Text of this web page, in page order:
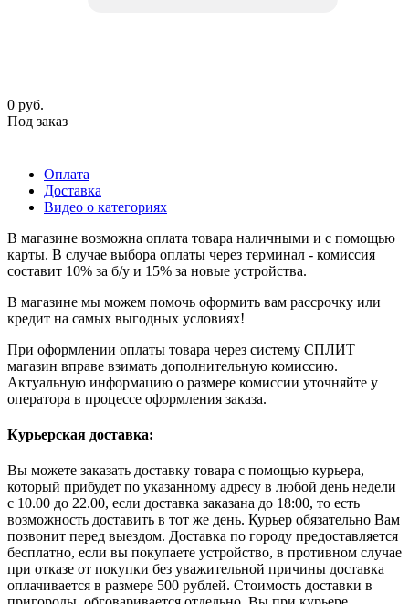
0 руб.
Под заказ
Оплата
Доставка
Видео о категориях
В магазине возможна оплата товара наличными и с помощью
карты. В случае выбора оплаты через терминал - комиссия
составит 10% за б/у и 15% за новые устройства.
В магазине мы можем помочь оформить вам рассрочку или
кредит на самых выгодных условиях!
При оформлении оплаты товара через систему СПЛИТ
магазин вправе взимать дополнительную комиссию.
Актуальную информацию о размере комиссии уточняйте у
оператора в процессе оформления заказа.
Курьерская доставка:
Вы можете заказать доставку товара с помощью курьера,
который прибудет по указанному адресу в любой день недели
с 10.00 до 22.00, если доставка заказана до 18:00, то есть
возможность доставить в тот же день. Курьер обязательно Вам
позвонит перед выездом. Доставка по городу предоставляется
бесплатно, если вы покупаете устройство, в противном случае
при отказе от покупки без уважительной причины доставка
оплачивается в размере 500 рублей. Стоимость доставки в